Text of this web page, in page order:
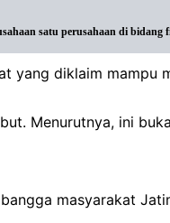
satu perusahaan di bidang
yang diklaim mampu
Menurutnya, ini
masyarakat